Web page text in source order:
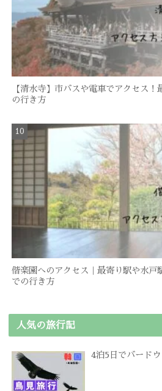
【清水寺】市バスや電車でアクセス！
の行き方
偕楽園へのアクセス｜最寄り駅や水戸
での行き方
人気の旅行記
4泊5日でバード